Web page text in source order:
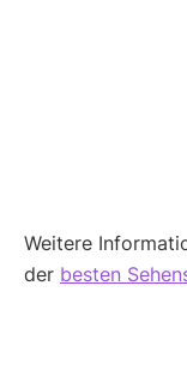
Weitere
der besten